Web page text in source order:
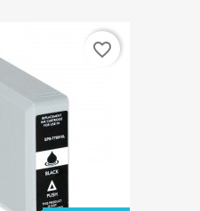
favorite_border